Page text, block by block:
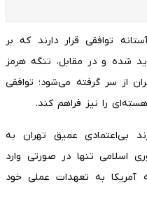
توافقی قرار دارند که بر
برای ۶۰ روز تمدید شده و در مقابل، تنگه هرمز
از سر گرفته می‌شود؛ توافقی
را نیز فراهم کند.
بی‌اعتمادی عمیق تهران به
اسلامی تنها در صورتی وارد
به تعهدات عملی خود